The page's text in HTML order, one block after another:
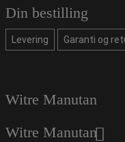
Din bestilling
Levering Garanti og
Witre Manutan
Witre Manutan